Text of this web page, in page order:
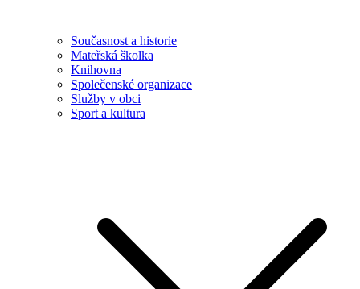
Současnost a historie
Mateřská školka
Knihovna
Společenské organizace
Služby v obci
Sport a kultura